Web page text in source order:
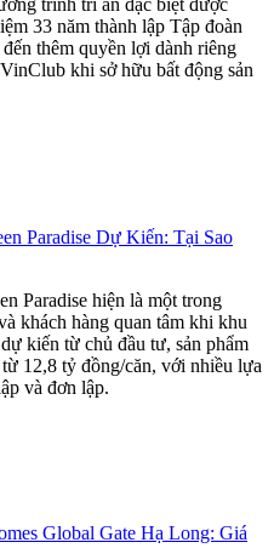
33 năm thành lập Tập đoàn
thêm quyền lợi dành riêng
khi sở hữu bất động sản
Paradise Dự Kiến: Tại Sao
Paradise hiện là một trong
khách hàng quan tâm khi khu
kiến từ chủ đầu tư, sản phẩm
12,8 tỷ đồng/căn, với nhiều lựa
và đơn lập.
Global Gate Hạ Long: Giá